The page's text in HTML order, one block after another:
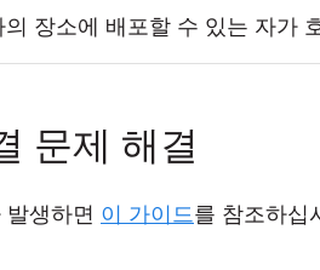
장소에 배포할 수 있는 자가
문제 해결
생하면 이 가이드를 참조하십